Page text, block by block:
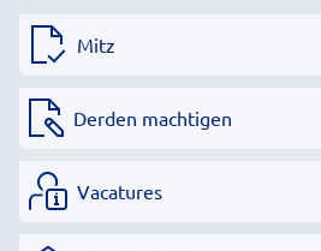
Mitz
Derden machtigen
Vacatures